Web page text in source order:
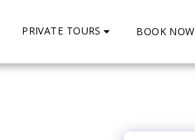
PRIVATE TOURS BOOK NOW